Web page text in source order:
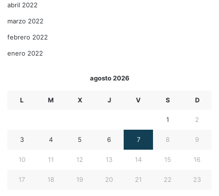
abril 2022
marzo 2022
febrero 2022
enero 2022
agosto 2026
L M X J V S D
1 2
3 4 5 6 7 8 9
10 11 12 13 14 15 16
17 18 19 20 21 22 23